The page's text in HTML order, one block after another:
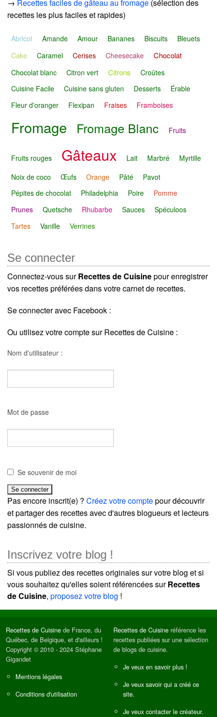
→ Recettes faciles de gâteau au fromage (sélection des
recettes les plus faciles et rapides)
Abricot Amande Amour Bananes Biscuits
Bleuets
Cake
Caramel Cerises Cheesecake Chocolat
Chocolat blanc Citron vert Citrons
Croûtes
Cuisine Facile
Cuisine sans gluten Desserts
Érable
Fleur d'oranger
Flexipan Fraises Framboises
Fromage Fromage Blanc Fruits
Fruits rouges Gâteaux Lait Marbré
Myrtille
Noix de coco
Œufs Orange Pâté
Pavot
Pépites de chocolat
Philadelphia Poire
Pomme
Prunes
Quetsche Rhubarbe Sauces
Spéculoos
Tartes
Vanille Verrines
Se connecter
Connectez-vous surRecettes de Cuisinepour enregistrer
vos recettes préférées dans votre carnet de recettes.
Se connecter avec Facebook :
Ou utilisez votre compte sur Recettes de Cuisine :
Nom d'utilisateur :
Mot de passe
Se souvenir de moi
Pas encore inscrit(e) ? Créez votre comptepour découvrir
et partager des recettes avec d'autres blogueurs et lecteurs
passionnés de cuisine.
Inscrivez votre blog !
Si vous publiez des recettes originales sur votre blog et si
vous souhaitez qu'elles soient référencées surRecettes
de Cuisine, proposez votre blog !
Recettes de Cuisine de France, du
Québec, de Belgique, et d'ailleurs !
Copyright © 2010 - 2024 Stéphane
Gigandet
Mentions légales
Conditions d'utilisation
Recettes de Cuisine référence les
recettes publiées sur une sélection
de blogs de cuisine.
Je veux en savoir plus !
Je veux savoir qui a créé ce
site.
Je veux contacter le créateur.